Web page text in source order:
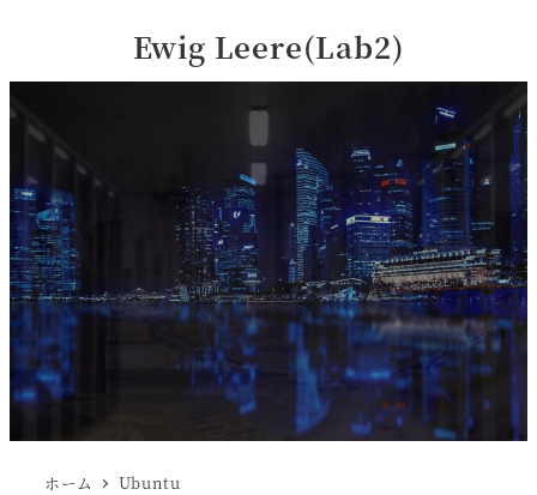
Ewig Leere(Lab2)
ホーム Ubuntu